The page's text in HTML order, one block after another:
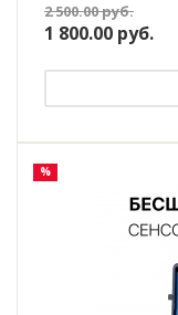
2 500.00руб.
1 800.00 руб.
%